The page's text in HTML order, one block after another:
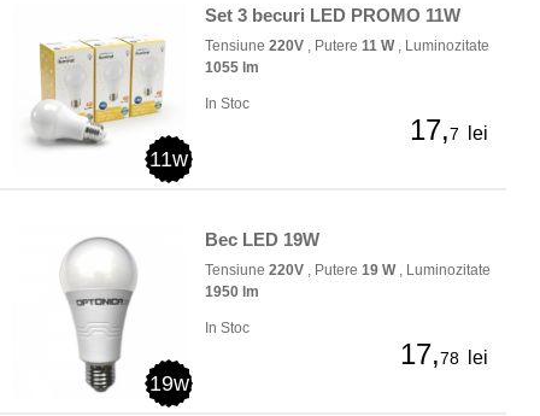
11w
Set 3 becuri LED PROMO 11W
Tensiune 220V , Putere 11 W, Luminozitate
1055 lm
In Stoc
17,7 lei
19w
Bec LED 19W
Tensiune 220V , Putere 19 W, Luminozitate
1950 lm
In Stoc
17,78 lei